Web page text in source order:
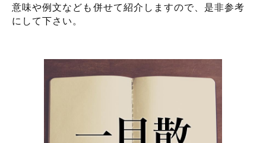
意味や例文なども併せて紹介しますので、是非参考
にして下さい。